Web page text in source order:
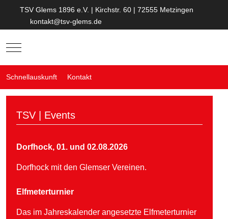
TSV Glems 1896 e.V. | Kirchstr. 60 | 72555 Metzingen
kontakt@tsv-glems.de
Mobile Menu Toggle
Schnellauskunft Kontakt
TSV | Events
Dorfhock, 01. und 02.08.2026
Dorfhock mit den Glemser Vereinen.
Elfmeterturnier
Das im Jahreskalender angesetzte Elfmeterturnier